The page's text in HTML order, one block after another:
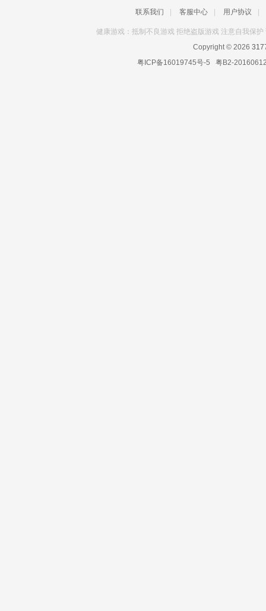
联系我们 客服中心 用户协议
健康游戏：抵制不良游戏 拒绝盗版游戏 注意自我保
Copyright © 2026
粤ICP备16019745号-5 粤B2-